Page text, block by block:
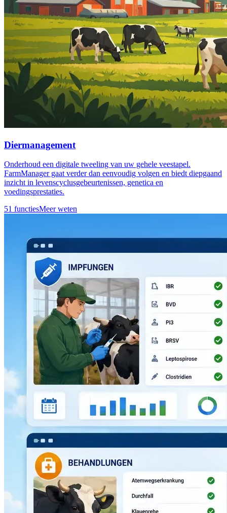
Diermanagement
Onderhoud een digitale tweeling van uw gehele veestapel.
FarmManager gaat verder dan eenvoudig volgen en biedt diepgaand
inzicht in levenscyclusgebeurtenissen, genetica en
voedingsprestaties.
51 functiesMeer weten